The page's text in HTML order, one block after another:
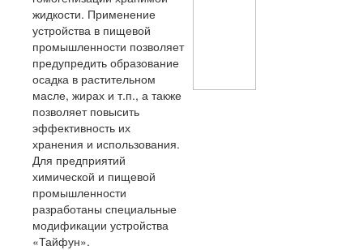
жидкости. Применение
устройства в пищевой
промышленности позволяет
предупредить образование
осадка в растительном
масле, жирах и т.п., а также
позволяет повысить
эффективность их
хранения и использования.
Для предприятий
химической и пищевой
промышленности
разработаны специальные
модификации устройства
«Тайфун».